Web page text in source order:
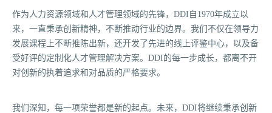
作为人力资源领域和人才管理领域的先锋，DDI自1970年成立以
来，一直秉承创新精神，不断推动行业的边界。我们不仅在领导力
发展课程上不断推陈出新，还开发了先进的线上评鉴中心，以及备
受好评的定制化人才管理解决方案。DDI的每一步成长，都离不开
对创新的执着追求和对品质的严格要求。
我们深知，每一项荣誉都是新的起点。未来，DDI将继续秉承创新